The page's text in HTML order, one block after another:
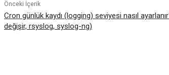
Önceki İçerik
Cron günlük kaydı (logging) seviyesi nasıl
değişir, rsyslog, syslog-ng)